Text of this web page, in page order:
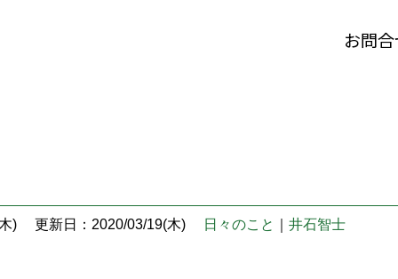
お問
) 更新日：2020/03/19(木) 日々のこと 井石智士